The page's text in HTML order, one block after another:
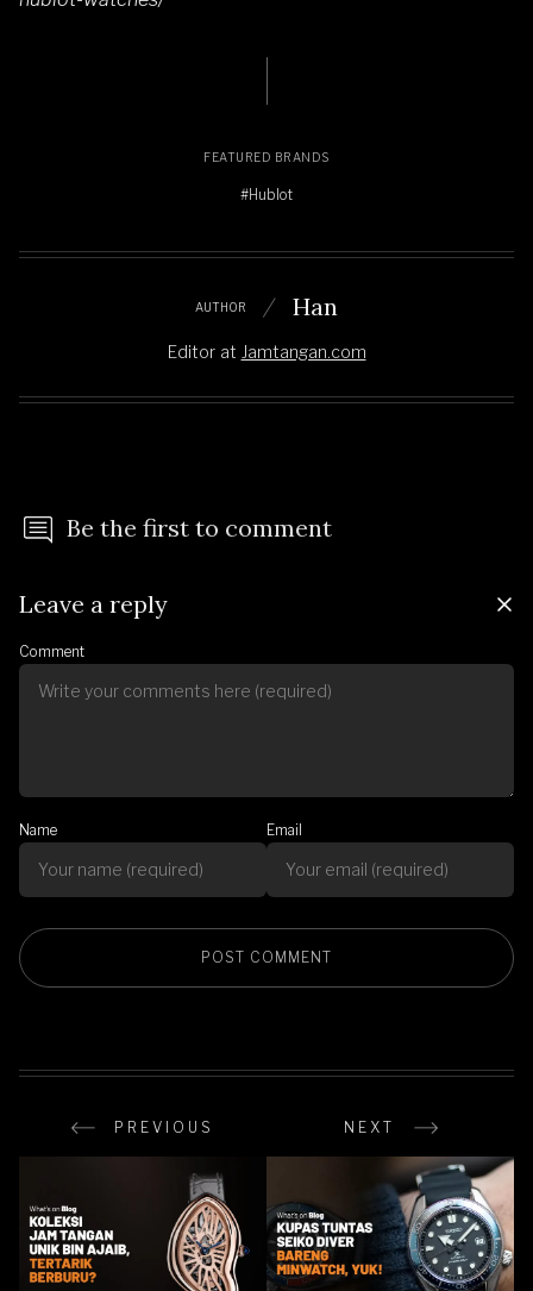
FEATURED BRANDS
#Hublot
AUTHOR Han
Editor at Jamtangan.com
Be the first to comment
Leave a reply
Comment
Name Email
PREVIOUS NEXT